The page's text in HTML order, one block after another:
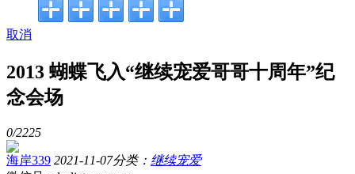
取消
2013 蝴蝶飞入“继续宠爱哥哥十周年”纪
念会场
0/2225
海岸339 2021-11-07分类： 继续宠爱